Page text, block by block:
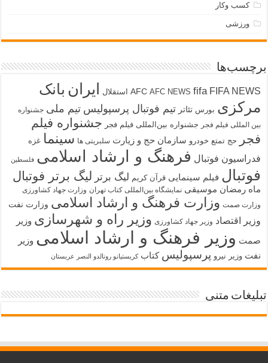
کسب وکار
ورزشی
برچسب‌ها
AFC AFC NEWS fifa FIFA NEWS استقلال ایران بانک
مرکزی بورس تئاتر تیم فوتبال پرسپولیس تیم ملی جشنواره
بین المللی فیلم فجر جشنواره بین‌المللی فیلم فجر جشنواره فیلم
فجر
حج تمتع خودرو سازمان حج و زیارت سلبریتی ها سینما غزه
فدراسیون فوتبال فرهنگ و ارشاد اسلامی فلسطین
فوتبال فیلم سینمایی قرآن کریم لیگ برتر لیگ برتر فوتبال
ماه رمضان موسیقی نمایشگاه بین‌المللی کتاب تهران وزارت جهاد کشاورزی
وزارت صمت وزارت فرهنگ و ارشاد اسلامی وزارت نفت
وزیر اقتصاد وزیر جهاد کشاورزی وزیر راه و شهرسازی وزیر
صمت وزیر فرهنگ و ارشاد اسلامی وزیر
نفت وزیر نیرو پرسپولیس کتاب کریستیانو رونالدو النصر عربستان
تبلیغات متنی